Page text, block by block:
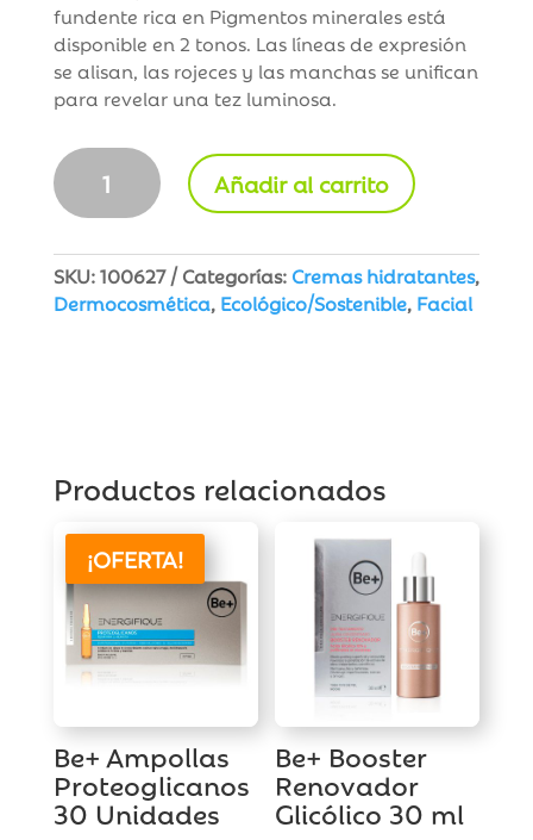
fundente rica en Pigmentos minerales está
disponible en 2 tonos. Las líneas de expresión
se alisan, las rojeces y las manchas se unifican
para revelar una tez luminosa.
Nuxe
Bio
Tratamiento
Color
Tono
Añadir al carrito
SKU:100627 Categorías:Cremas hidratantes,
Dermocosmética, Ecológico/Sostenible, Facial
Productos relacionados
¡OFERTA!
Be+ Ampollas
Proteoglicanos
30 Unidades
Be+ Booster
Renovador
Glicólico 30 ml